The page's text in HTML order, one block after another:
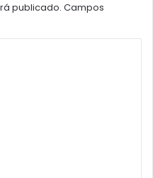
publicado. Campos